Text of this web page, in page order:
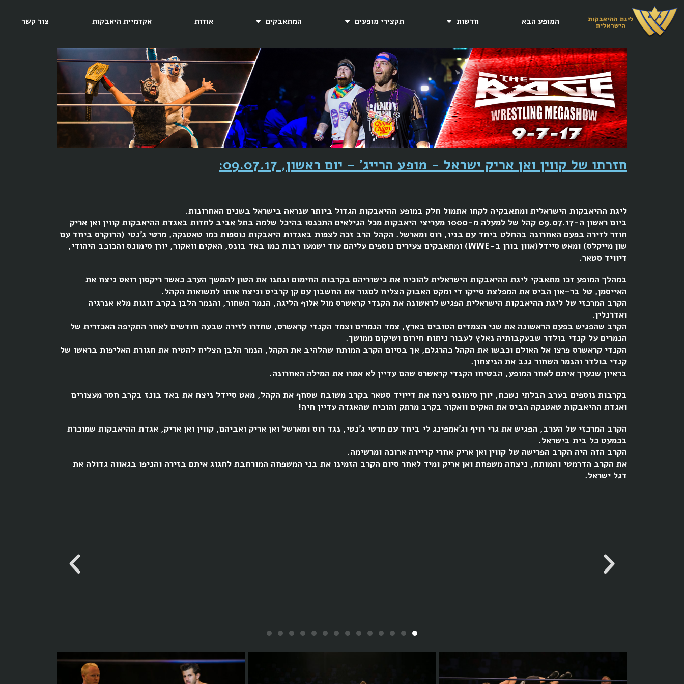
המופע הבא חדשות תקצירי מופעים המתאבקים אודות אקדמיית היאבקות צור קשר
חזרתו של קווין ואן אריק ישראל - מופע הרייג' - יום ראשון, 09.07.17:
ליגת ההיאבקות הישראלית ומתאבקיה לקחו אתמול חלק במופע ההיאבקות הגדול ביותר שנראה בישראל בשנים האחרונות.
ביום ראשון ה-09.07.17 קהל של למעלה מ-1000 מעריצי היאבקות מכל הגילאים התכנסו בהיכל שלמה בתל אביב לחזות באגדת ההיאבקות קווין ואן אריק
חוזר לזירה בפעם האחרונה בהחלט ביחד עם בניו, רוס ומארשל. הקהל הרב זכה לצפות באגדות היאבקות נוספות כמו טאטנקה, מרטי ג'נטי (הרוקרס ביחד עם
שון מייקלס) ומאט סיידל(אוון בורן ב-WWE) ומתאבקים צעירים נוספים עליהם עוד ישמעו רבות כמו באד בונס, האקים וואקור, יורן סימונס והכוכב היהודי,
דיוויד סטאר.
במהלך המופע זכו מתאבקי ליגת ההיאבקות הישראלית להוכיח את כישוריהם בקרבות החימום ונתנו את הטון להמשך הערב כאשר ריקסון רואס ניצח את
האייסמן, טל בר-און הביס את המפלצת סייקו די ומקס האבוק הצליח לסגור את החשבון עם קן קרביס וניצח אותו לתשואות הקהל.
הקרב המרכזי של ליגת ההיאבקות הישראלית הפגיש לראשונה את הקנדי קראשרס מול אלוף הליגה, הנמר השחור, והנמר הלבן בקרב זוגות מלא אנרגיה
ואדרנלין.
הקרב שהפגיש בפעם הראשונה את שני הצמדים הטובים בארץ, צמד הנמרים וצמד הקנדי קראשרס, שחזרו לזירה שבעה חודשים לאחר התקיפה האכזרית של
הנמרים על קנדי בולדר שבעקבותיה נאלץ לעבור ניתוח חירום ושיקום ממושך.
הקנדי קראשרס פרצו אל האולם וכבשו את הקהל כהרגלם, אך בסיום הקרב המותח שהלהיב את הקהל, הנמר הלבן הצליח להטיח את חגורת האליפות בראשו של
קנדי בולדר והנמר השחור גנב את הניצחון.
בראיון שנערך איתם לאחר המופע, הבטיחו הקנדי קראשרס שהם עדיין לא אמרו את המילה האחרונה.
בקרבות נוספים בערב הבלתי נשכח, יורן סימונס ניצח את דייויד סטאר בקרב משובח שסחף את הקהל, מאט סיידל ניצח את באד בונז בקרב חסר מעצורים
ואגדת ההיאבקות טאטנקה הביס את האקים וואקור בקרב מרתק והוכיח שהאגדה עדיין חיה!
הקרב המרכזי של הערב, הפגיש את גרי רויף וג'אמפינג לי ביחד עם מרטי ג'נטי, נגד רוס ומארשל ואן אריק ואביהם, קווין ואן אריק, אגדת ההיאבקות שמוכרת
בכמעט כל בית בישראל.
הקרב הזה היה הקרב הפרישה של קווין ואן אריק אחרי קריירה ארוכה ומרשימה.
את הקרב הדרמטי והמותח, ניצחה משפחת ואן אריק ומיד לאחר סיום הקרב הזמינו את בני המשפחה המורחבת לחגוג איתם בזירה והניפו בגאווה גדולה את
דגל ישראל.